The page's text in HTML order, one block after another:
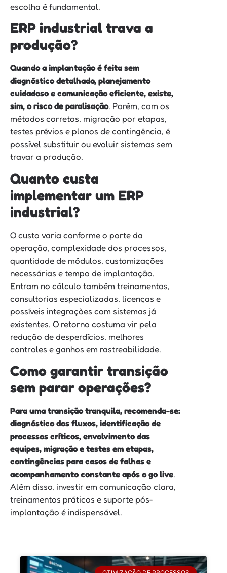
escolha é fundamental.
ERP industrial trava a
produção?
Quando a implantação é feita sem
diagnóstico detalhado, planejamento
cuidadoso e comunicação eficiente, existe,
sim, o risco de paralisação. Porém, com os
métodos corretos, migração por etapas,
testes prévios e planos de contingência, é
possível substituir ou evoluir sistemas sem
travar a produção.
Quanto custa
implementar um ERP
industrial?
O custo varia conforme o porte da
operação, complexidade dos processos,
quantidade de módulos, customizações
necessárias e tempo de implantação.
Entram no cálculo também treinamentos,
consultorias especializadas, licenças e
possíveis integrações com sistemas já
existentes. O retorno costuma vir pela
redução de desperdícios, melhores
controles e ganhos em rastreabilidade.
Como garantir transição
sem parar operações?
Para uma transição tranquila, recomenda-se:
diagnóstico dos fluxos, identificação de
processos críticos, envolvimento das
equipes, migração e testes em etapas,
contingências para casos de falhas e
acompanhamento constante após o go live.
Além disso, investir em comunicação clara,
treinamentos práticos e suporte pós-
implantação é indispensável.